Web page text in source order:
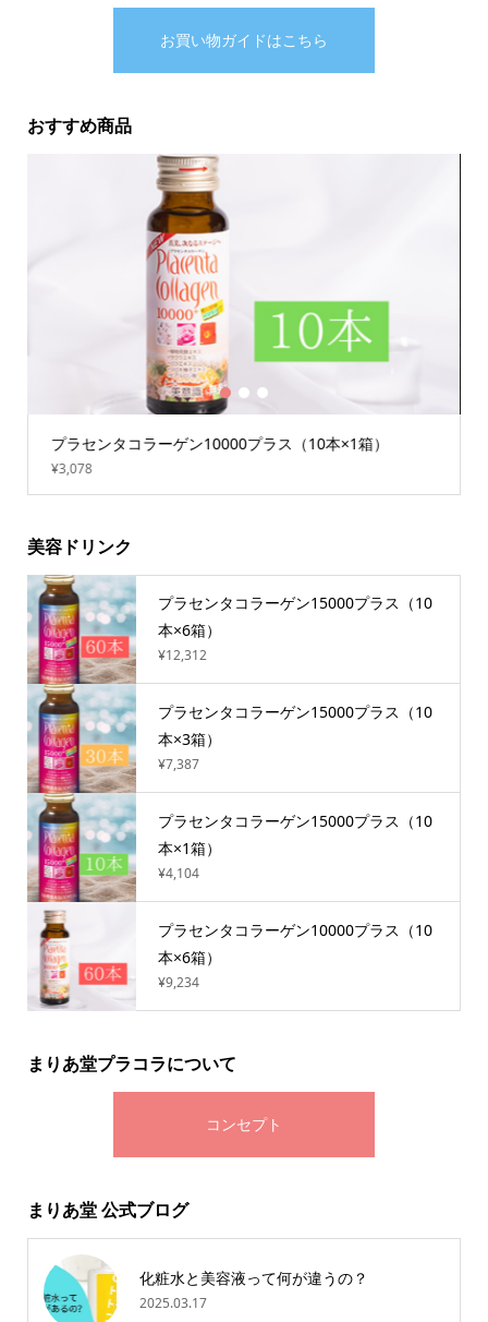
お買い物ガイドはこちら
おすすめ商品
プラセンタコラーゲン10000プラス（10本×1箱）
¥3,078
1 2 3
美容ドリンク
プラセンタコラーゲン15000プラス（10
本×6箱）
¥12,312
プラセンタコラーゲン15000プラス（10
本×3箱）
¥7,387
プラセンタコラーゲン15000プラス（10
本×1箱）
¥4,104
プラセンタコラーゲン10000プラス（10
本×6箱）
¥9,234
まりあ堂プラコラについて
コンセプト
まりあ堂 公式ブログ
化粧水と美容液って何が違うの？
2025.03.17